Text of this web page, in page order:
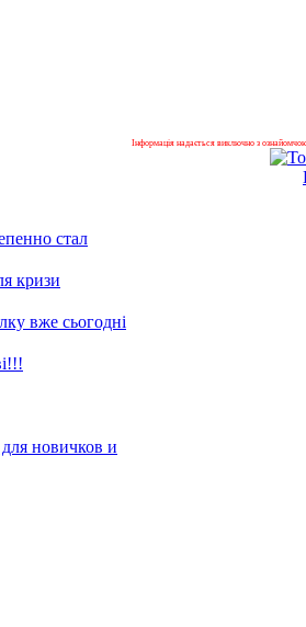
Інформація надається виключно з
стал
кризи
вже сьогодні
новичков и